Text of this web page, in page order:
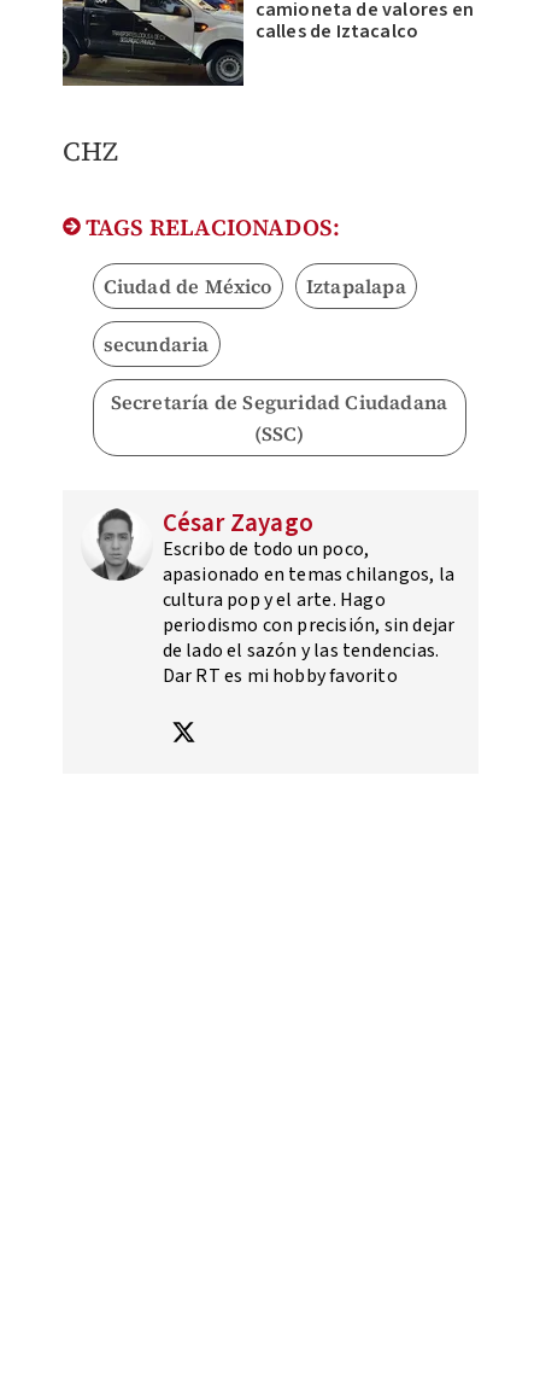
camioneta de valores en
calles de Iztacalco
CHZ
TAGS RELACIONADOS:
Ciudad de México Iztapalapa
secundaria
Secretaría de Seguridad Ciudadana
(SSC)
César Zayago
Escribo de todo un poco,
apasionado en temas chilangos, la
cultura pop y el arte. Hago
periodismo con precisión, sin dejar
de lado el sazón y las tendencias.
Dar RT es mi hobby favorito